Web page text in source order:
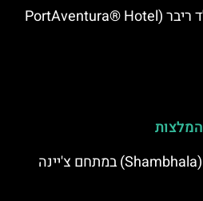
מלון פורט-אוונטורה גולד ריבר (PortAventura® Hotel
המלצות
רכבת הרים שאמבאלה (Shambhala) במתחם צ'יינה